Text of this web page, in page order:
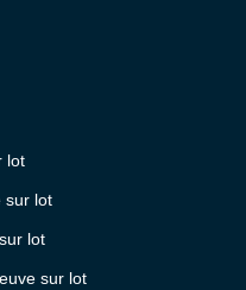
lot
sur lot
lot
sur lot